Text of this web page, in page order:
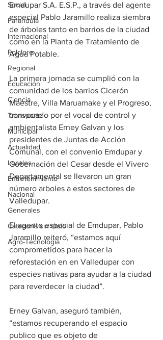
Social
Farandula
Internacional
Folclore
Regional
Educación
Ciencia
Transporte
Municipal
Actualidad
Locales
Entretenimiento
Nacional
Generales
Categoría sin título
Agro-Tecnología
Emdupar S.A. E.S.P., a través del agente
especial Pablo Jaramillo realiza siembra
de árboles tanto en barrios de la ciudad
como en la Planta de Tratamiento de
Agua Potable.
La primera jornada se cumplió con la
comunidad de los barrios Cicerón
Maestre, Villa Maruamake y el Progreso,
convocado por el vocal de control y
ambientalista Erney Galvan y los
presidentes de Juntas de Acción
Comunal, con el convenio Emdupar y
Gobernación del Cesar desde el Vivero
Departamental se llevaron un gran
número arboles a estos sectores de
Valledupar.
El agente especial de Emdupar, Pablo
Jaramillo reiteró, “estamos aquí
comprometidos para hacer la
reforestación en en Valledupar con
especies nativas para ayudar a la ciudad
para reverdecer la ciudad”.
Erney Galvan, aseguró también,
“estamos recuperando el espacio
publico que es objeto de